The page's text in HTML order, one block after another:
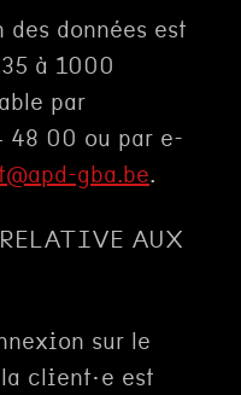
données est
à 1000
par
48 00 ou par e-
gba.be.
AUX
sur le
client·e est